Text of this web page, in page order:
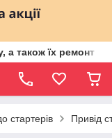
а також їх ремонт
стартерів Привід